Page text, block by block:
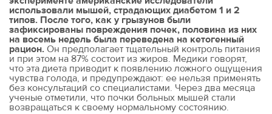
использовали мышей, страдающих диабетом 1 и 2
типов. После того, как у грызунов были
зафиксированы повреждения почек, половина из них
на восемь недель была переведена на кетогенный
рацион. Он предполагает тщательный контроль питания
и при этом на 87% состоит из жиров. Медики говорят,
что эта диета приводит к появлению ложного ощущения
чувства голода, и предупреждают: ее нельзя применять
без консультаций со специалистами. Через два месяца
ученые отметили, что почки больных мышей стали
возвращаться к своему нормальному состоянию.